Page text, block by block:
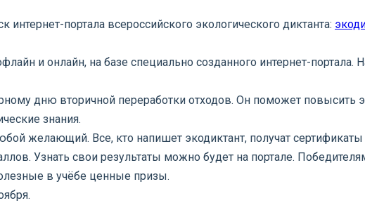
интернет-портала всероссийского экологического диктанта:
и онлайн, на базе специально созданного интернет-
дню вторичной переработки отходов. Он поможет повысить
знания.
желающий. Все, кто напишет экодиктант, получат сертификаты
Узнать свои результаты можно будет на портале.
в учёбе ценные призы.